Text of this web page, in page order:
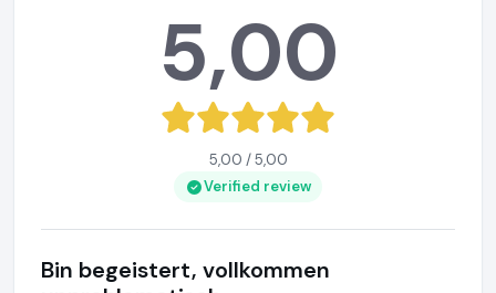
5,00
5,00 / 5,00
Verified review
Bin begeistert, vollkommen